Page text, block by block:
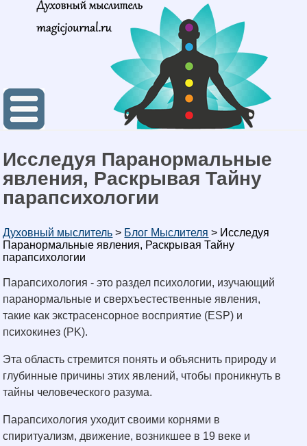
Исследуя Паранормальные
явления, Раскрывая Тайну
парапсихологии
Духовный мыслитель > Блог Мыслителя > Исследуя
Паранормальные явления, Раскрывая Тайну
парапсихологии
Парапсихология - это раздел психологии, изучающий
паранормальные и сверхъестественные явления,
такие как экстрасенсорное восприятие (ESP) и
психокинез (PK).
Эта область стремится понять и объяснить природу и
глубинные причины этих явлений, чтобы проникнуть в
тайны человеческого разума.
Парапсихология уходит своими корнями в
спиритуализм, движение, возникшее в 19 веке и